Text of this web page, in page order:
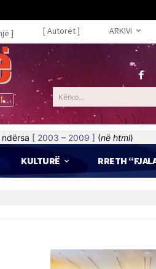
] [ Autorët ] ARKIVI
Kërko...
ndërsa [ 2003 – 2009 ] (në html)
KULTURË RRETH